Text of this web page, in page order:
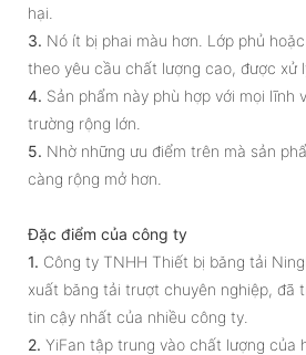
hại.
3. Nó ít bị phai màu hơn. Lớp phủ
theo yêu cầu chất lượng cao, được xử
4. Sản phẩm này phù hợp với mọi lĩnh
trường rộng lớn.
5. Nhờ những ưu điểm trên mà sản
càng rộng mở hơn.
Đặc điểm của công ty
1. Công ty TNHH Thiết bị băng tải
xuất băng tải trượt chuyên nghiệp, đã
tin cậy nhất của nhiều công ty.
2. YiFan tập trung vào chất lượng của